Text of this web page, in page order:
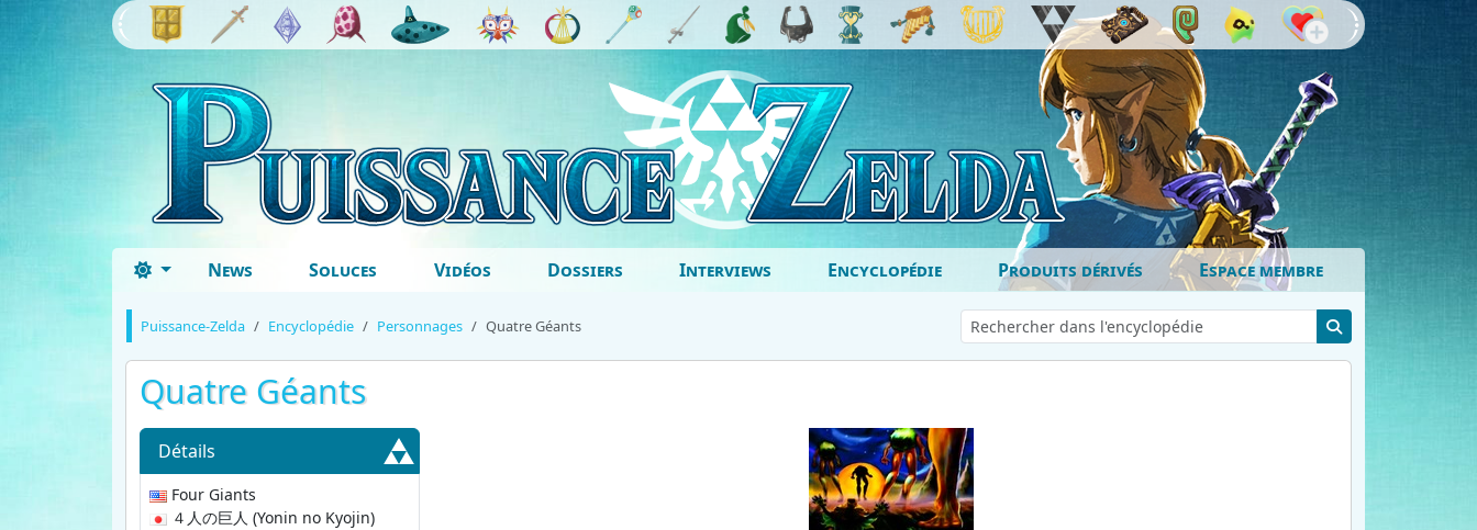
News Soluces Vidéos Dossiers Interviews Encyclopédie Produits dérivés Espace membre
Puissance-Zelda Encyclopédie Personnages Quatre Géants
Quatre Géants
Détails
Four Giants
４人の巨人 (Yonin no Kyojin)